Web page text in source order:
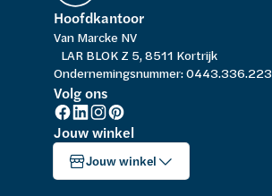
Hoofdkantoor
Van Marcke NV
LAR BLOK Z 5, 8511 Kortrijk
Ondernemingsnummer: 0443.336.223
Volg ons
Jouw winkel
Jouw winkel